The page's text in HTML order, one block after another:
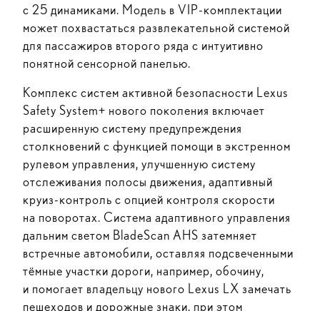
с 25 динамиками. Модель в VIP-комплектации
может похвастаться развлекательной системой
для пассажиров второго ряда с интуитивно
понятной сенсорной панелью.
Комплекс систем активной безопасности Lexus
Safety System+ нового поколения включает
расширенную систему предупреждения
столкновений с функцией помощи в экстренном
рулевом управления, улучшенную систему
отслеживания полосы движения, адаптивный
круиз-контроль с опцией контроля скорости
на поворотах. Система адаптивного управления
дальним светом BladeScan AHS затемняет
встречные автомобили, оставляя подсвеченными
тёмные участки дороги, например, обочину,
и помогает владельцу нового Lexus LX замечать
пешеходов и дорожные знаки, при этом